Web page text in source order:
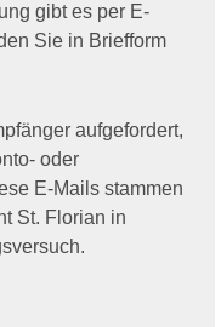
gibt es per E-
Sie in Briefform
aufgefordert,
oder
E-Mails stammen
St. Florian in